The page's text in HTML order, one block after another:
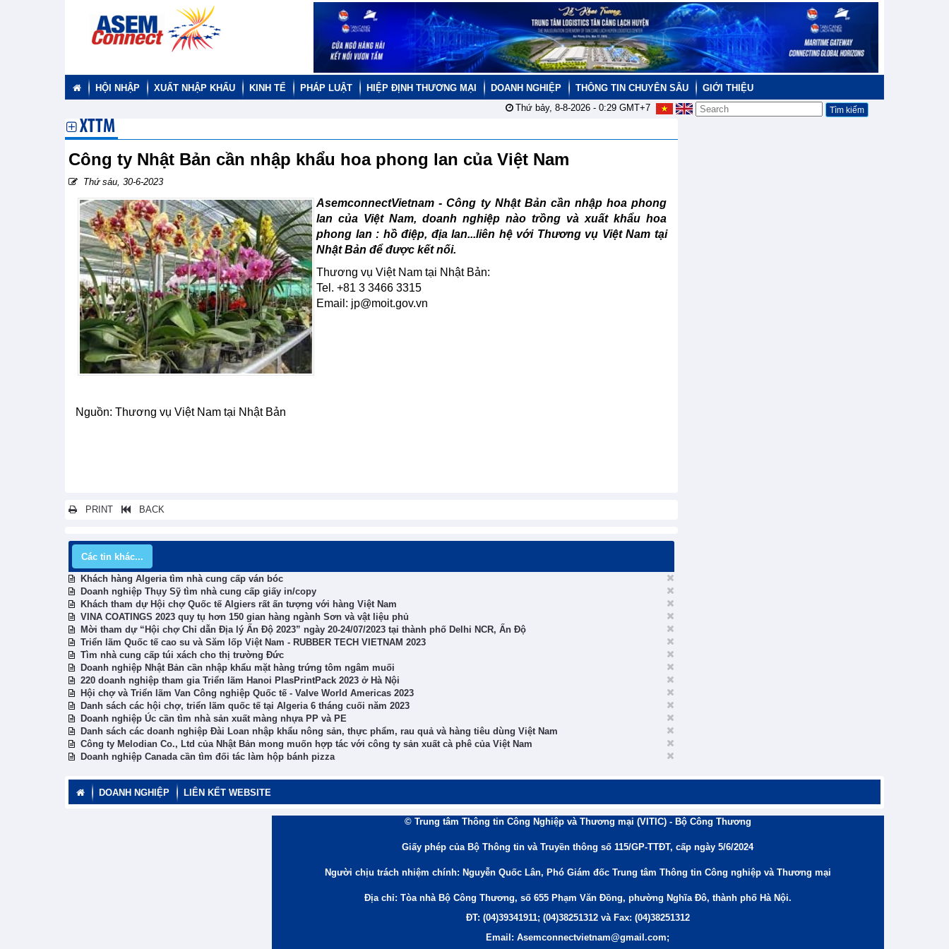
HỘI NHẬP XUẤT NHẬP KHẨU KINH TẾ PHÁP LUẬT HIỆP ĐỊNH THƯƠNG MẠI DOANH NGHIỆP THÔNG TIN CHUYÊN SÂU
GIỚI THIỆU
Thứ bảy, 8-8-2026 - 0:29GMT+7
XTTM
Công ty Nhật Bản cần nhập khẩu hoa phong lan của Việt Nam
Thứ sáu, 30-6-2023
AsemconnectVietnam - Công ty Nhật Bản cần nhập hoa phong
lan của Việt Nam, doanh nghiệp nào trồng và xuất khẩu hoa
phong lan : hồ điệp, địa lan...liên hệ với Thương vụ Việt Nam tại
Nhật Bản để được kết nối.
Thương vụ Việt Nam tại Nhật Bản:
Tel. +81 3 3466 3315
Email: jp@moit.gov.vn
Nguồn: Thương vụ Việt Nam tại Nhật Bản
PRINT BACK
Các tin khác...
Khách hàng Algeria tìm nhà cung cấp ván bóc
Doanh nghiệp Thụy Sỹ tìm nhà cung cấp giấy in/copy
Khách tham dự Hội chợ Quốc tế Algiers rất ấn tượng với hàng Việt Nam
VINA COATINGS 2023 quy tụ hơn 150 gian hàng ngành Sơn và vật liệu phủ
Mời tham dự “Hội chợ Chỉ dẫn Địa lý Ấn Độ 2023” ngày 20-24/07/2023 tại thành phố Delhi NCR, Ấn Độ
Triển lãm Quốc tế cao su và Săm lốp Việt Nam - RUBBER TECH VIETNAM 2023
Tìm nhà cung cấp túi xách cho thị trường Đức
Doanh nghiệp Nhật Bản cần nhập khẩu mặt hàng trứng tôm ngâm muối
220 doanh nghiệp tham gia Triển lãm Hanoi PlasPrintPack 2023 ở Hà Nội
Hội chợ và Triển lãm Van Công nghiệp Quốc tế - Valve World Americas 2023
Danh sách các hội chợ, triển lãm quốc tế tại Algeria 6 tháng cuối năm 2023
Doanh nghiệp Úc cần tìm nhà sản xuất màng nhựa PP và PE
Danh sách các doanh nghiệp Đài Loan nhập khẩu nông sản, thực phẩm, rau quả và hàng tiêu dùng Việt Nam
Công ty Melodian Co., Ltd của Nhật Bản mong muốn hợp tác với công ty sản xuất cà phê của Việt Nam
Doanh nghiệp Canada cần tìm đối tác làm hộp bánh pizza
DOANH NGHIỆP LIÊN KẾT WEBSITE
© Trung tâm Thông tin Công Nghiệp và Thương mại (VITIC) - Bộ Công Thương
Giấy phép của Bộ Thông tin và Truyền thông số 115/GP-TTĐT, cấp ngày 5/6/2024
Người chịu trách nhiệm chính: Nguyễn Quốc Lân, Phó Giám đốc Trung tâm Thông tin Công nghiệp và Thương mại
Địa chỉ: Tòa nhà Bộ Công Thương, số 655 Phạm Văn Đồng, phường Nghĩa Đô, thành phố Hà Nội.
ĐT: (04)39341911; (04)38251312 và Fax: (04)38251312
Email: Asemconnectvietnam@gmail.com;